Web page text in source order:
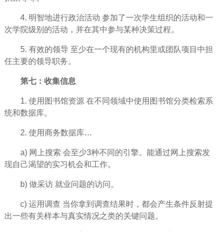
4. 明智地进行政治活动 参加了一次学生组织的活动和一
次学院级别的活动，并在其中参与某种决策过程。
5. 有效的领导 至少在一个现有的机构里或团队项目中担
任主要的领导职务。
第七：收集信息
1. 使用图书馆资源 在不同领域中使用图书馆分类检索系
统和数据库。
2. 使用商务数据库…
a) 网上搜索 会至少3种不同的引擎。能通过网上搜索发
现自己渴望的实习机会和工作。
b) 做采访 就业问题的访问。
c) 运用调查 当你拿到调查结果时，都会产生条件反射提
出一些有关样本与真实情况之类的关键问题。